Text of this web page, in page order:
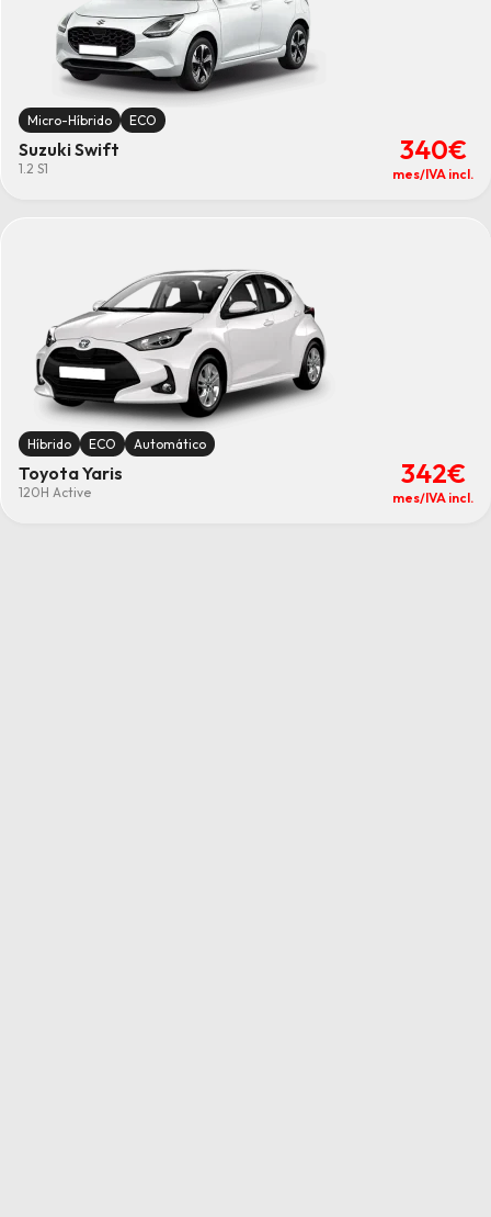
Micro-Híbrido ECO
Suzuki Swift
1.2 S1
340€
mes/IVA incl.
Híbrido ECO Automático
Toyota Yaris
120H Active
342€
mes/IVA incl.